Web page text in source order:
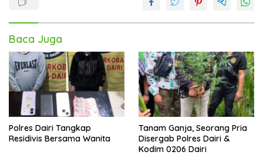
Baca Juga
Polres Dairi Tangkap
Residivis Bersama Wanita
Tanam Ganja, Seorang Pria
Disergab Polres Dairi &
Kodim 0206 Dairi